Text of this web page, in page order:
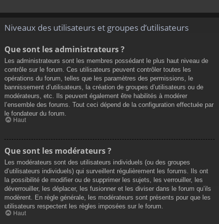
Niveaux des utilisateurs et groupes d’utilisateurs
Que sont les administrateurs ?
Les administrateurs sont les membres possédant le plus haut niveau de
contrôle sur le forum. Ces utilisateurs peuvent contrôler toutes les
opérations du forum, telles que les paramètres des permissions, le
bannissement d’utilisateurs, la création de groupes d’utilisateurs ou de
modérateurs, etc. Ils peuvent également être habilités à modérer
l’ensemble des forums. Tout ceci dépend de la configuration effectuée par
le fondateur du forum.
Haut
Que sont les modérateurs ?
Les modérateurs sont des utilisateurs individuels (ou des groupes
d’utilisateurs individuels) qui surveillent régulièrement les forums. Ils ont
la possibilité de modifier ou de supprimer les sujets, les verrouiller, les
déverrouiller, les déplacer, les fusionner et les diviser dans le forum qu’ils
modèrent. En règle générale, les modérateurs sont présents pour que les
utilisateurs respectent les règles imposées sur le forum.
Haut